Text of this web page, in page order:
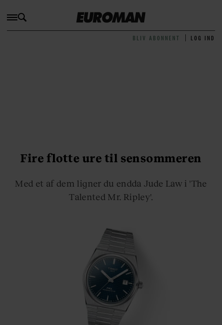
BLIV ABONNENT LOG IND
Fire flotte ure til sensommeren
Med et af dem ligner du endda Jude Law i 'The
Talented Mr. Ripley'.